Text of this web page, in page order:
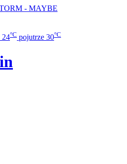
- MAYBE
24°C pojutrze 30°C